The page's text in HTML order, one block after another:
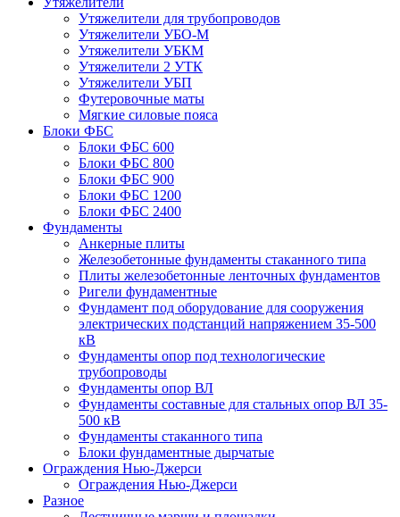
Утяжелители для трубопроводов
Утяжелители УБО-М
Утяжелители УБКМ
Утяжелители 2 УТК
Утяжелители УБП
Футеровочные маты
Мягкие силовые пояса
Блоки ФБС
Блоки ФБС 600
Блоки ФБС 800
Блоки ФБС 900
Блоки ФБС 1200
Блоки ФБС 2400
Фундаменты
Анкерные плиты
Железобетонные фундаменты стаканного типа
Плиты железобетонные ленточных фундаментов
Ригели фундаментные
Фундамент под оборудование для сооружения
электрических подстанций напряжением 35-500
кВ
Фундаменты опор под технологические
трубопроводы
Фундаменты опор ВЛ
Фундаменты составные для стальных опор ВЛ 35-
500 кВ
Фундаменты стаканного типа
Блоки фундаментные дырчатые
Ограждения Нью-Джерси
Ограждения Нью-Джерси
Разное